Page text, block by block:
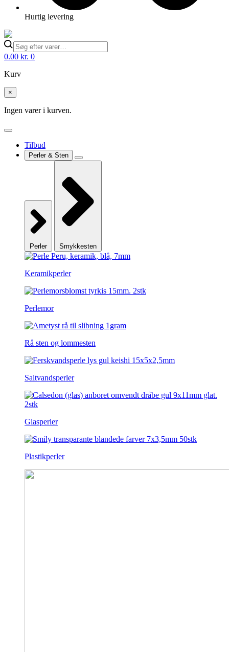
Hurtig levering
0.00 kr. 0
Kurv
×
Ingen varer i kurven.
Tilbud
Perler & Sten
Perler Smykkesten
Keramikperler
Perlemor
Rå sten og lommesten
Saltvandsperler
Glasperler
Plastikperler